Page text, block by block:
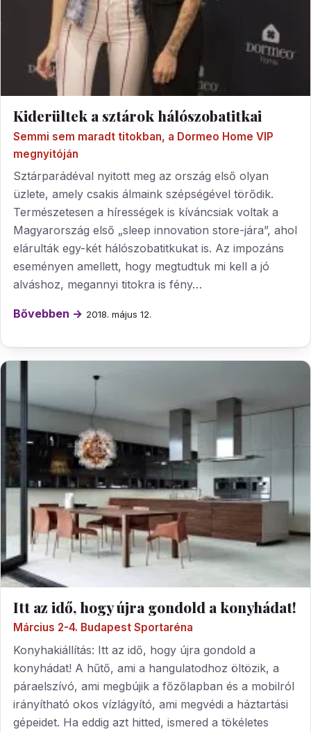
Kiderültek a sztárok hálószobatitkai
Semmi sem maradt titokban, a Dormeo Home VIP
megnyitóján
Sztárparádéval nyitott meg az ország első olyan
üzlete, amely csakis álmaink szépségével törődik.
Természetesen a hírességek is kíváncsiak voltak a
Magyarország első „sleep innovation store-jára”, ahol
elárulták egy-két hálószobatitkukat is. Az impozáns
eseményen amellett, hogy megtudtuk mi kell a jó
alváshoz, megannyi titokra is fény…
Bővebben → 2018. május 12.
Itt az idő, hogy újra gondold a konyhádat!
Március 2-4. Budapest Sportaréna
Konyhakiállítás: Itt az idő, hogy újra gondold a
konyhádat! A hűtő, ami a hangulatodhoz öltözik, a
páraelszívó, ami megbújik a főzőlapban és a mobilról
irányítható okos vízlágyító, ami megvédi a háztartási
gépeidet. Ha eddig azt hitted, ismered a tökéletes